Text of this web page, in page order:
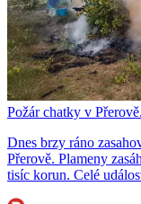
Požár chatky v
Dnes brzy ráno
Přerově. Plameny
tisíc korun. Celé